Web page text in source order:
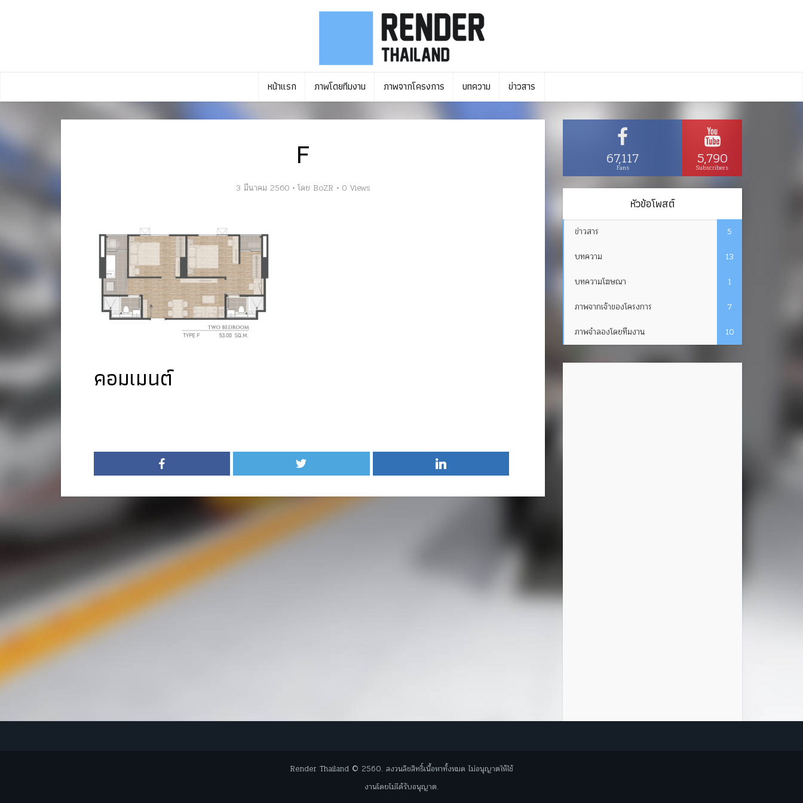
หน้าแรก ภาพโดยทีมงาน ภาพจากโครงการ บทความ ข่าวสาร
F
3 มีนาคม 2560 โดย BoZR 0 Views
คอมเมนต์
67,117
Fans 5,790
Subscribers
หัวข้อโพสต์
ข่าวสาร
5
บทความ
13
บทความโฆษณา
1
ภาพจากเจ้าของโครงการ
7
ภาพจำลองโดยทีมงาน
10
Render Thailand © 2560. สงวนลิขสิทธิ์เนื้อหาทั้งหมด ไม่อนุญาตให้ใช้
งานโดยไม่ได้รับอนุญาต.